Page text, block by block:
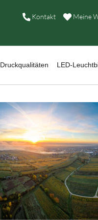
Kontakt Meine
Druckqualitäten LED-